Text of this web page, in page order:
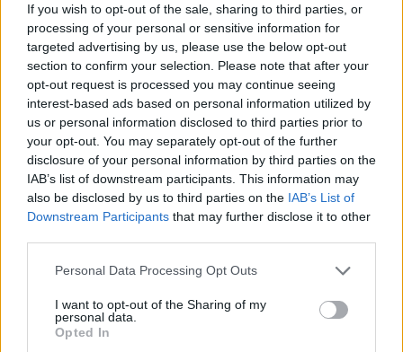
If you wish to opt-out of the sale, sharing to third parties, or
processing of your personal or sensitive information for
targeted advertising by us, please use the below opt-out
section to confirm your selection. Please note that after your
opt-out request is processed you may continue seeing
interest-based ads based on personal information utilized by
us or personal information disclosed to third parties prior to
your opt-out. You may separately opt-out of the further
disclosure of your personal information by third parties on the
IAB’s list of downstream participants. This information may
also be disclosed by us to third parties on the IAB’s List of
Downstream Participants that may further disclose it to other
Please note that this website/app uses one or more Google
not limited to your visit or usage behaviour. You may click to
grant or deny consent to Google and its third-party tags to
use your data for below specified purposes in below Google
Personal Data Processing Opt Outs
I want to opt-out of the Sharing of my
personal data.
Opted In
"A római katolikus "kerek"
templomban - melyet 1780-ban
építettek késő barokk stílusban és
1993-ban újítottak fel - látható
Anton Zolinger: Szent László
oltárképe (1771), Dragonits Tamás
Szecskó Tamás stációi (grafika),
valamint Závory Zoltán freskója
(1993). "